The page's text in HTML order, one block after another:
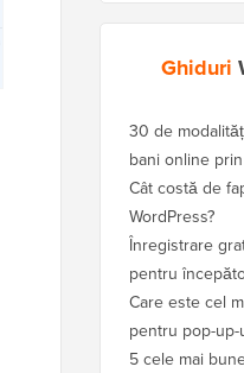
Ghiduri
30 de
bani online
Cât costă de
WordPress?
Înregistrare
pentru
Care este cel
pentru pop-up-
5 cele mai